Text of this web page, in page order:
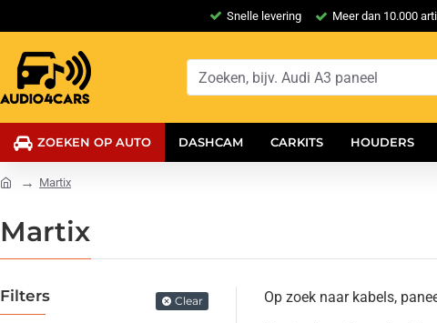
Snelle levering Meer dan 10.000
ZOEKEN OP AUTO DASHCAM CARKITS HOUDERS
Martix
Martix
Filters Clear Op zoek naar kabels,